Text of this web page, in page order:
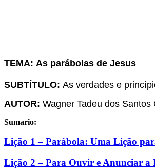
TEMA: As parábolas de Jesus
SUBTÍTULO: As verdades e
AUTOR: Wagner Tadeu dos Santos
Sumario:
Lição 1 – Parábola: Uma Lição
Lição 2 – Para Ouvir e Anunciar a